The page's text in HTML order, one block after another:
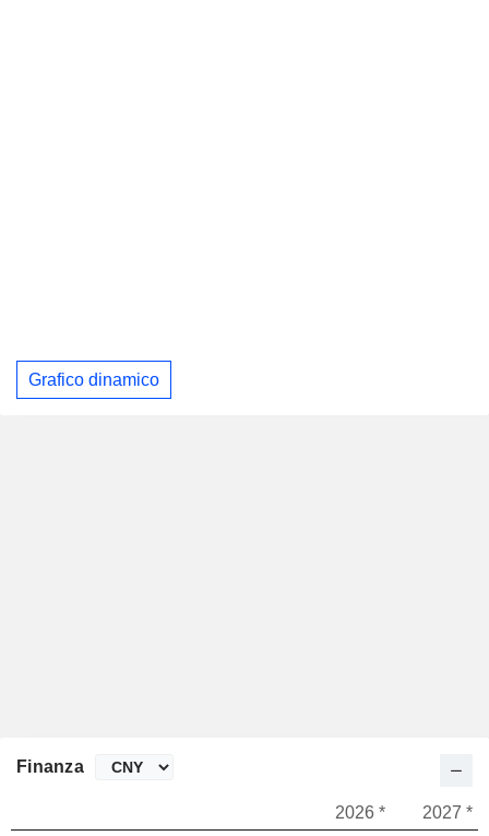
Grafico dinamico
Finanza
2026 *
2027 *